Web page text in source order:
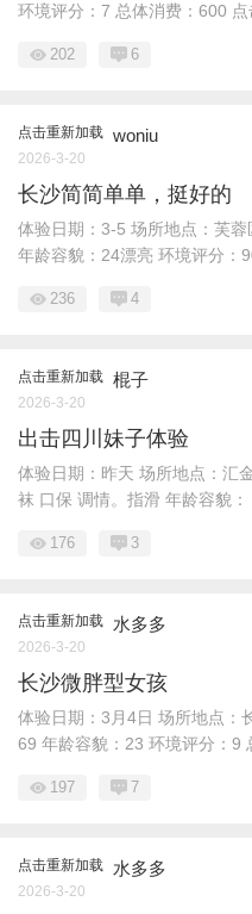
环境评分：7 总体消费：600 点
202 6
点击重新加载 woniu
2026-3-20
长沙简简单单，挺好的
体验日期：3-5 场所地点：芙
年龄容貌：24漂亮 环境评分：
236 4
点击重新加载 棍子
2026-3-20
出击四川妹子体验
体验日期：昨天 场所地点：汇
袜 口保 调情。指滑 年龄容貌：
176 3
点击重新加载 水多多
2026-3-20
长沙微胖型女孩
体验日期：3月4日 场所地点：
69 年龄容貌：23 环境评分：9
197 7
点击重新加载 水多多
2026-3-20